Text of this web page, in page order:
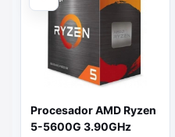
Procesador AMD Ryzen
5-5600G 3.90GHz